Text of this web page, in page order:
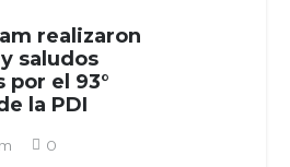
realizaron
saludos
por el 93°
la PDI
0